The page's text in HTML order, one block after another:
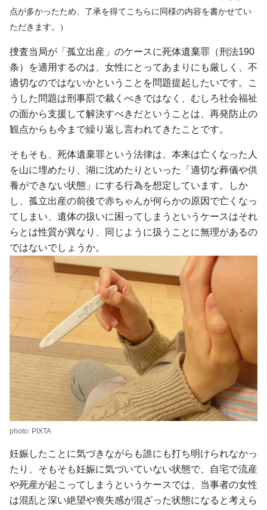
点が多かったため、了承を得てこちらに同様の内容を書かせてい
ただきます。）
捜査当局が「孤立出産」のケースに死体遺棄罪（刑法190
条）を適用するのは、女性にとってあまりにも厳しく、不
適切なのではないかということを問題提起したいです。こ
うした問題は刑事罰で裁くべきではなく、むしろ社会福祉
の面から支援して解決すべきだということは、再発防止の
観点からも今まで繰り返し言われてきたことです。
そもそも、死体遺棄罪という法律は、本来は亡くなった人
を山に埋めたり、湖に沈めたりといった「適切な葬儀や供
養ができない状態」にする行為を想定しています。しか
し、孤立出産の前後で赤ちゃんが何らかの原因で亡くなっ
てしまい、遺体の扱いに困ってしまうというケースはそれ
らとは性質が異なり、同じように扱うことに無理があるの
ではないでしょうか。
photo: PIXTA
妊娠したことに気づきながらも誰にも打ち明けられなかっ
たり、そもそも妊娠に気づいていない状態で、自宅で流産
や死産が起こってしまうというケースでは、当事者の女性
は混乱と深い絶望や喪失感が混ざった状態になると考えら